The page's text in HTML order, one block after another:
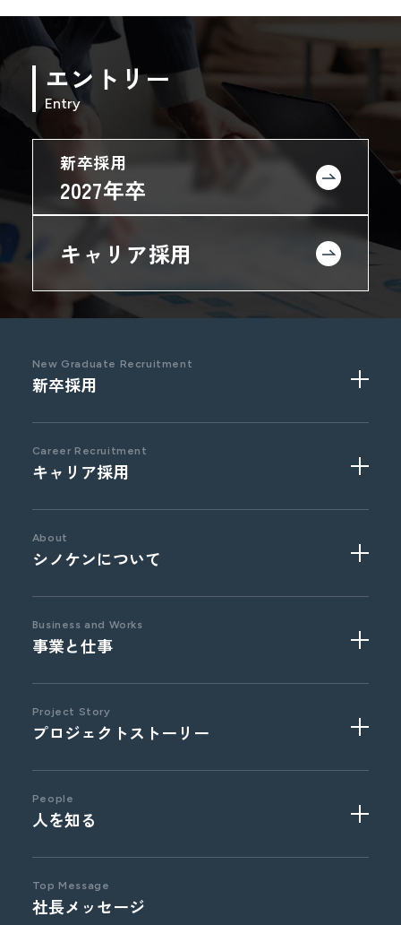
エントリー
Entry
新卒採用
2027年卒
キャリア採用
New Graduate Recruitment
新卒採用
2027年卒
採用実績校
Career Recruitment
キャリア採用
About
シノケンについて
文化風土
福利厚生と制度
オフィス紹介
Business and Works
事業と仕事
事業部門
ウェルスクリエイション
ライフソリューション
職種紹介
事務系総合職
Project Story
プロジェクトストーリー
People
人を知る
Top Message
社長メッセージ